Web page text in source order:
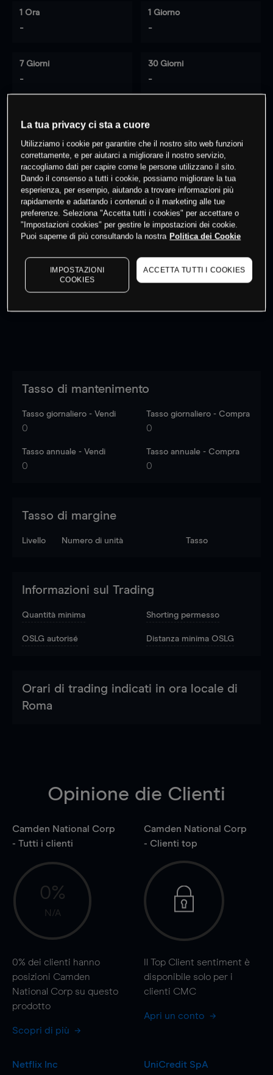
1 Ora
-
1 Giorno
-
7 Giorni
-
30 Giorni
-
0 % dei clienti hanno posizioni
questo prodotto
Fai trading
I prezzi sono solo indicativi. Accediper vedere gli ultimi
dati di mercato
to see latest market data
Tasso di mantenimento
Tasso giornaliero - Vendi
0
Tasso giornaliero - Compra
0
Tasso annuale - Vendi
0
Tasso annuale - Compra
0
Tasso di margine
Livello Numero di unità Tasso
Informazioni sul Trading
Quantità minima Shorting permesso
OSLG autorisé Distanza minima OSLG
Orari di trading indicati in ora locale di
Roma
Opinione die Clienti
Camden National Corp
- Tutti i clienti
0%
N/A
0% dei clienti hanno
posizioni Camden
National Corp su questo
prodotto
Scopri di più
Camden National Corp
- Clienti top
Il Top Client sentiment è
disponibile solo per i
clienti CMC
Apri un conto
Netflix Inc
UniCredit SpA
La tua privacy ci sta a cuore
Utilizziamo i cookie per garantire che il nostro sito web funzioni
correttamente, e per aiutarci a migliorare il nostro servizio,
raccogliamo dati per capire come le persone utilizzano il sito.
Dando il consenso a tutti i cookie, possiamo migliorare la tua
esperienza, per esempio, aiutando a trovare informazioni più
rapidamente e adattando i contenuti o il marketing alle tue
preferenze. Seleziona "Accetta tutti i cookies" per accettare o
"Impostazioni cookies" per gestire le impostazioni dei cookie.
Puoi saperne di più consultando la nostra Politica dei Cookie
IMPOSTAZIONI
COOKIES
ACCETTA TUTTI I COOKIES